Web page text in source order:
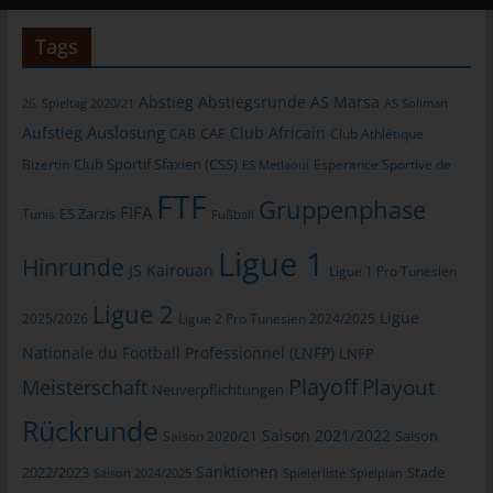
Tags
26. Spieltag 2020/21 Abstieg Abstiegsrunde AS Marsa AS Soliman
Aufstieg Auslosung CAB CAF Club Africain Club Athlétique
Bizertin Club Sportif Sfaxien (CSS) ES Metlaoui Esperance Sportive de
Tunis ES Zarzis FIFA FTF Fußball Gruppenphase
Hinrunde JS Kairouan Ligue 1 Ligue 1 Pro Tunesien
2025/2026 Ligue 2 Ligue 2 Pro Tunesien 2024/2025 Ligue
Nationale du Football Professionnel (LNFP) LNFP
Meisterschaft Neuverpflichtungen Playoff Playout
Rückrunde Saison 2020/21 Saison 2021/2022 Saison
2022/2023 Saison 2024/2025 Sanktionen Spielerliste Spielplan Stade
Verantwortlichen stehen der betroffenen Person in diesem
Zusammenhang als Ansprechpartner zur Verfügung.
Kontaktmöglichkeit über die Internetseite
Die Internetseite enthält aufgrund von gesetzlichen Vorschriften
unserem Unternehmen sowie eine unmittelbare Kommunikation
sogenannten elektronischen Post (E-Mail-Adresse) umfasst.
Sofern eine betroffene Person per E-Mail oder über ein
Kontaktformular den Kontakt mit dem für die Verarbeitung
Verantwortlichen aufnimmt, werden die von der betroffenen
Person übermittelten personenbezogenen Daten automatisch
gespeichert. Solche auf freiwilliger Basis von einer betroffenen
Person an den für die Verarbeitung Verantwortlichen
übermittelten personenbezogenen Daten werden für Zwecke
Person gespeichert. Es erfolgt keine Weitergabe dieser